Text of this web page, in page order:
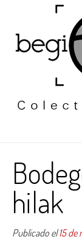
hilak
Publicado el15